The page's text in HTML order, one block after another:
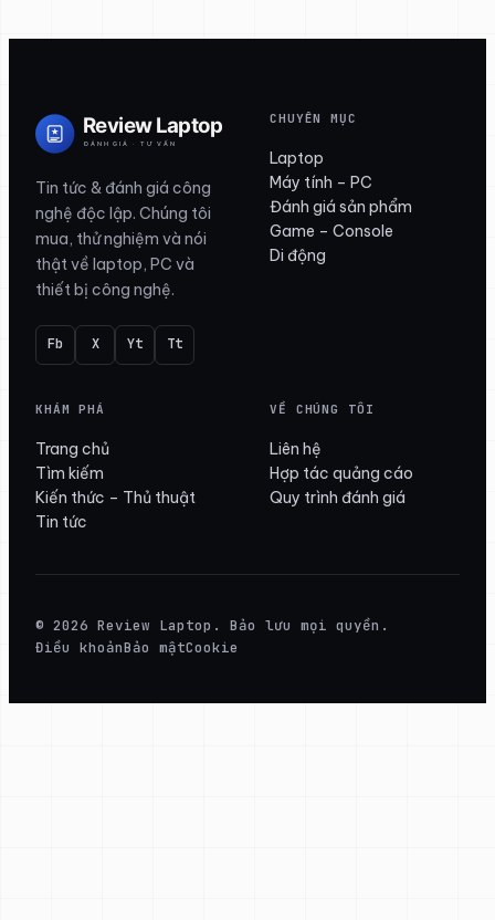
Tin tức & đánh giá công
nghệ độc lập. Chúng tôi
mua, thử nghiệm và nói
thật về laptop, PC và
thiết bị công nghệ.
Fb X Yt Tt
CHUYÊN MỤC
Laptop
Máy tính – PC
Đánh giá sản phẩm
Game – Console
Di động
KHÁM PHÁ
Trang chủ
Tìm kiếm
Kiến thức – Thủ thuật
Tin tức
VỀ CHÚNG TÔI
Liên hệ
Hợp tác quảng cáo
Quy trình đánh giá
© 2026 Review Laptop. Bảo lưu mọi quyền.
Điều khoảnBảo mậtCookie